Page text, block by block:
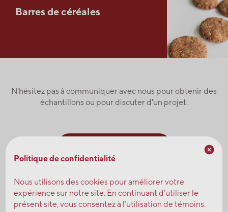
Barres de céréales
N'hésitez pas à communiquer avec nous pour obtenir des
échantillons ou pour discuter d'un projet.
Politique de confidentialité
Nous utilisons des cookies pour améliorer votre
expérience sur notre site. En continuant d’utiliser le
présent site, vous consentez à l’utilisation de témoins.